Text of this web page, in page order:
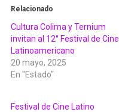
Relacionado
Cultura Colima y Ternium
invitan al 12° Festival de Cine
Latinoamericano
20 mayo, 2025
En "Estado"
Festival de Cine Latino